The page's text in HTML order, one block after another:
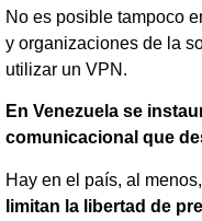
No es posible tampoco
y organizaciones de la
utilizar un VPN.
En Venezuela se
comunicacional que
Hay en el país, al menos,
limitan la libertad de